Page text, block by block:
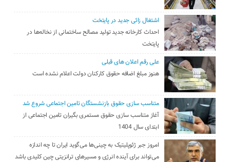
اشتغال زائی جدید در پایتخت
احداث کارخانه جدید تولید مصالح ساختمانی از نخاله‌ها در
پایتخت
علی رقم اعلان های قبلی
هنوز مبلغ اضافه حقوق کارکنان دولت اعلام نشده است
متناسب سازی حقوق بازنشستگان تامین اجتماعی شروع شد
آغاز متناسب سازی حقوق مستمری بگیران تامین اجتماعی از
ابتدای سال 1404
امروز جبر ژئوپلیتیک به چینی‌ها می‌گوید ایران تا چه اندازه
می‌تواند برای آینده انرژی و مسیرهای ترانزیتی چین کلیدی باشد